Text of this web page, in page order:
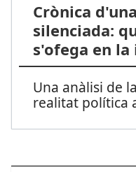
Crònica
silenciada:
s'ofega en
Una anàlisi de
realitat política